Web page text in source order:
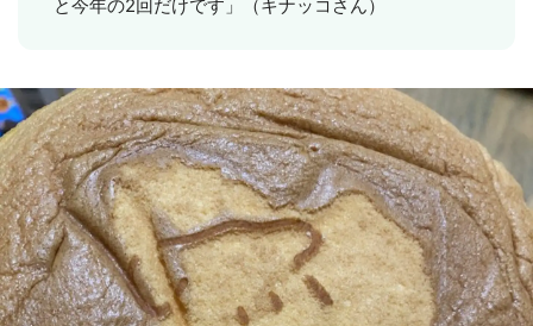
と今年の2回だけです」（キナッコさん）